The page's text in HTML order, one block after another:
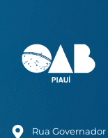
Rua Governador